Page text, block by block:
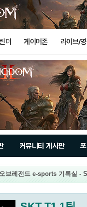
더 게이머존 라이브/
커뮤니티 게시판
브레전드 e-sports 기록실 -